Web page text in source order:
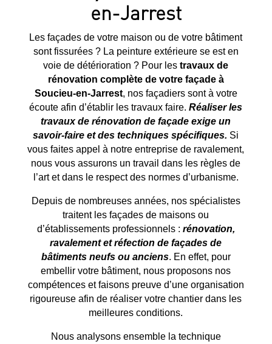
en-Jarrest
Les façades de votre maison ou de votre bâtiment
sont fissurées ? La peinture extérieure se est en
voie de détérioration ? Pour lestravaux de
rénovation complète de votre façade à
Soucieu-en-Jarrest, nos façadiers sont à votre
écoute afin d’établir les travaux faire.Réaliser les
travaux de rénovation de façade exige un
savoir-faire et des techniques spécifiques. Si
vous faites appel à notre entreprise de ravalement,
nous vous assurons un travail dans les règles de
l’art et dans le respect des normes d’urbanisme.
Depuis de nombreuses années, nos spécialistes
traitent les façades de maisons ou
d’établissements professionnels : rénovation,
ravalement et réfection de façades de
bâtiments neufs ou anciens. En effet, pour
embellir votre bâtiment, nous proposons nos
compétences et faisons preuve d’une organisation
rigoureuse afin de réaliser votre chantier dans les
meilleures conditions.
Nous analysons ensemble la technique